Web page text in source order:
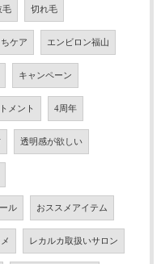
毛 切れ毛
ケア エンビロン福山
キャンペーン
メント 4周年
透明感が欲しい
ル おススメアイテム
レカルカ取扱いサロン